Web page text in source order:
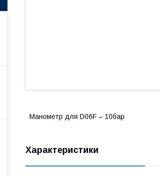
Манометр для D06F – 10бар
Характеристики